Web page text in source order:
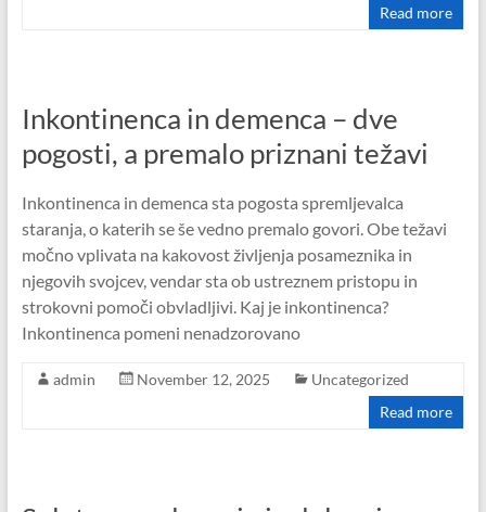
Read more
Inkontinenca in demenca – dve
pogosti, a premalo priznani težavi
Inkontinenca in demenca sta pogosta spremljevalca
staranja, o katerih se še vedno premalo govori. Obe težavi
močno vplivata na kakovost življenja posameznika in
njegovih svojcev, vendar sta ob ustreznem pristopu in
strokovni pomoči obvladljivi. Kaj je inkontinenca?
Inkontinenca pomeni nenadzorovano
admin November 12, 2025
Uncategorized
Read more